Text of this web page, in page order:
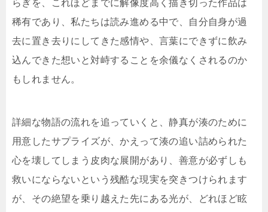
らぎを、これほどまでに解像度高く描き切った作品は
稀有であり、私たちは読み進める中で、自分自身が過
去に置き去りにしてきた感情や、言葉にできずに飲み
込んできた想いと対峙することを余儀なくされるのか
もしれません。
詳細な物語の流れを追っていくと、静真が湊のために
用意したサプライズが、かえって湊の追い詰められた
心を壊してしまう皮肉な展開があり、善意が必ずしも
救いにならないという残酷な現実を突きつけられます
が、その絶望を乗り越えた先にある光が、どれほど眩